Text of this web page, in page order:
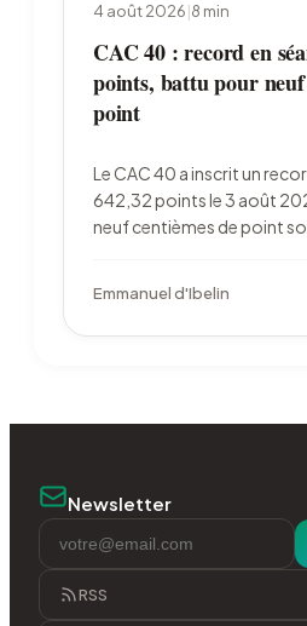
4 août 2026|8 min
CAC 40 : record en
points, battu pour neuf
point
Le CAC 40 a inscrit un
642,32 points le 3 août
neuf centièmes de point
l'indice, qui reste sous son
Emmanuel d'Ibelin
Newsletter
RSS